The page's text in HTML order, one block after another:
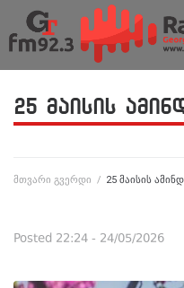
25 მაისის
მთვარი გვერდი / 25 მაისის
Posted 22:24 - 24/05/2026